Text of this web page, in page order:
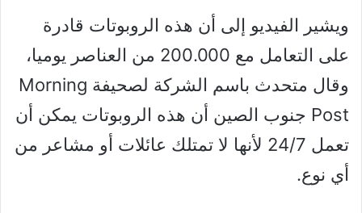
ويشير الفيديو إلى أن هذه الروبوتات قادرة
على التعامل مع 200.000 من العناصر يوميا،
وقال متحدث باسم الشركة لصحيفة Morning
Post جنوب الصين أن هذه الروبوتات يمكن أن
تعمل 24/7 لأنها لا تمتلك عائلات أو مشاعر من
أي نوع.